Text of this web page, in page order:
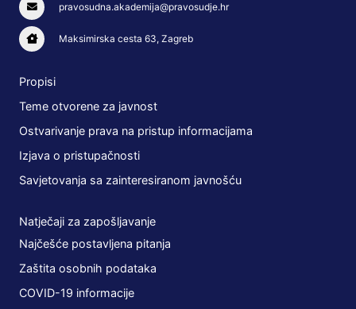
pravosudna.akademija@pravosudje.hr
Maksimirska cesta 63, Zagreb
Propisi
Teme otvorene za javnost
Ostvarivanje prava na pristup informacijama
Izjava o pristupačnosti
Savjetovanja sa zainteresiranom javnošću
Natječaji za zapošljavanje
Najčešće postavljena pitanja
Zaštita osobnih podataka
COVID-19 informacije